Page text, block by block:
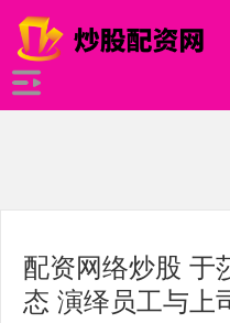
配资网络炒股 于
态 演绎员工与上